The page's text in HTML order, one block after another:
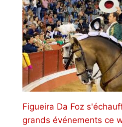
Figueira Da Foz
grands événements ce